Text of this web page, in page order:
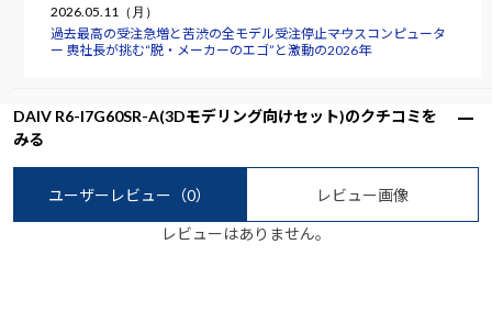
2026.05.11（月）
過去最高の受注急増と苦渋の全モデル受注停止――マウスコンピュータ
ー 軣社長が挑む“脱・メーカーのエゴ”と激動の2026年
DAIV R6-I7G60SR-A(3Dモデリング向けセット)のクチコミを
みる
ユーザーレビュー （0） レビュー画像
レビューはありません。